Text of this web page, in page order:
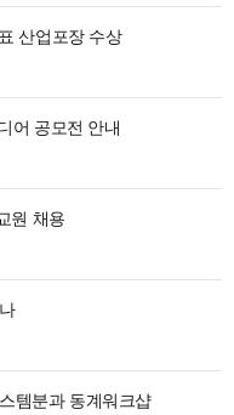
산업포장 수상
어 공모전 안내
원 채용
템분과 동계워크샵